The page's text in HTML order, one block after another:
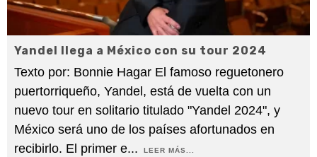
Yandel llega a México con su tour 2024
Texto por: Bonnie Hagar El famoso reguetonero
puertorriqueño, Yandel, está de vuelta con un
nuevo tour en solitario titulado "Yandel 2024", y
México será uno de los países afortunados en
recibirlo. El primer e... LEER MÁS...